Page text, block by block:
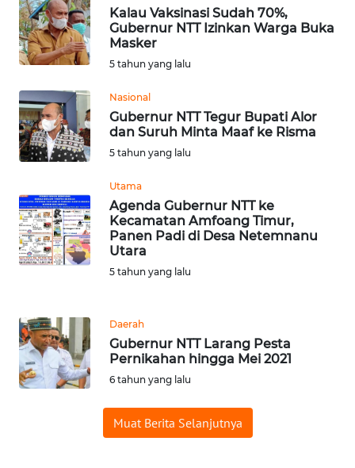
Kalau Vaksinasi Sudah 70%,
Gubernur NTT Izinkan Warga Buka
Masker
5 tahun yang lalu
Nasional
Gubernur NTT Tegur Bupati Alor
dan Suruh Minta Maaf ke Risma
5 tahun yang lalu
Utama
Agenda Gubernur NTT ke
Kecamatan Amfoang Timur,
Panen Padi di Desa Netemnanu
Utara
5 tahun yang lalu
Daerah
Gubernur NTT Larang Pesta
Pernikahan hingga Mei 2021
6 tahun yang lalu
Muat Berita Selanjutnya
WN
BEKASI
BOGOR
WN
DEPOK
WN
TAPANULI
UTARA
WN
WN
PADANG
LAWAS